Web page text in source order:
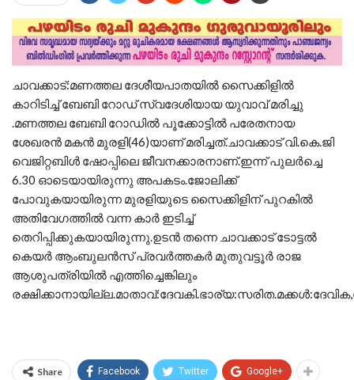
ചാവക്കാട്:മണത്തല ദേശീയപാതയിൽ സൈക്കിളിൽ
കാറിടിച്ച് ബേബി റോഡ് സ്വദേശിയായ യുവാവ് മരിച്ചു
.മണത്തല ബേബി റോഡിൽ പൂക്കോട്ടിൽ പരേതനായ
ശേഖരൻ മകൻ മുരളി(46)യാണ് മരിച്ചത്.ചാവക്കാട്‌ വി.കെ.ജി
വെജിറ്റബിൾ ഷോപ്പിലെ ജീവനക്കാരനാണ്.ഇന്ന് പുലർച്ചെ
6.30 ഓടെയായിരുന്നു അപകടം.ജോലിക്ക്
പോവുകയായിരുന്ന മുരളിയുടെ സൈക്കിളിന് പുറകിൽ
അതിവേഗത്തിൽ വന്ന കാർ ഇടിച്ച്
തെറിപ്പിക്കുകയായിരുന്നു.ഉടൻ തന്നെ ചാവക്കാട് ടോട്ടൽ
കെയർ ആംബുലൻസ് പ്രവർത്തകർ മുതുവട്ടൂർ രാജ
ആശുപത്രിയിൽ എത്തിച്ചെങ്കിലും
Share Facebook Twitter Google+